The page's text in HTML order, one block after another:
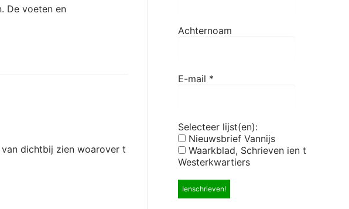
De voeten en
dichtbij zien woarover t
Achternoam
E-mail *
Selecteer lijst(en):
Nieuwsbrief Vannijs
Waarkblad, Schrieven ien t
Westerkwartiers